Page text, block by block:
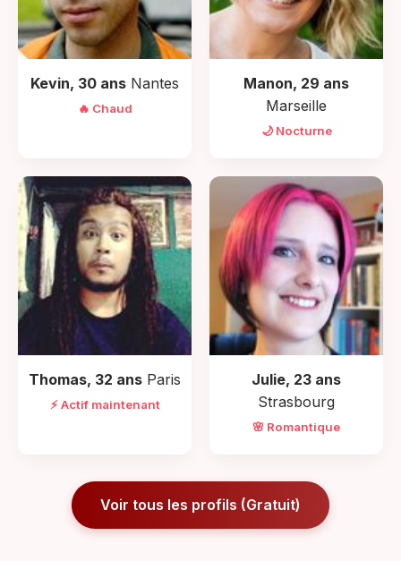
Kevin, 30 ans Nantes
🔥 Chaud
Manon, 29 ans
Marseille
🌙 Nocturne
Thomas, 32 ans Paris
⚡ Actif maintenant
Julie, 23 ans
Strasbourg
🌸 Romantique
Voir tous les profils (Gratuit)